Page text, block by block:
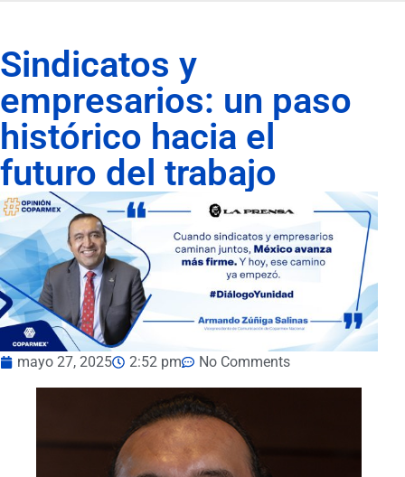
Sindicatos y
empresarios: un paso
histórico hacia el
futuro del trabajo
mayo 27, 2025 2:52 pm No Comments